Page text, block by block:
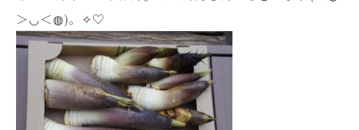
＞◡＜◍)。✧♡